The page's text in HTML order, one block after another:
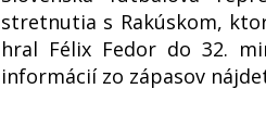
stretnutia s Rakúskom,
hral Félix Fedor do 32.
informácií zo zápasov